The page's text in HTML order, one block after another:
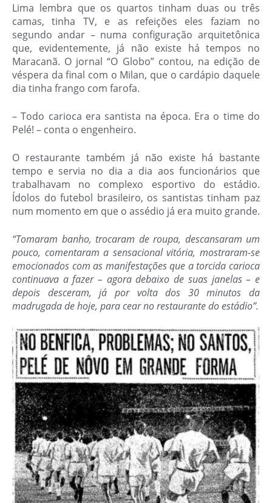
Lima lembra que os quartos tinham duas ou três
camas, tinha TV, e as refeições eles faziam no
segundo andar – numa configuração arquitetônica
que, evidentemente, já não existe há tempos no
Maracanã. O jornal “O Globo” contou, na edição de
véspera da final com o Milan, que o cardápio daquele
dia tinha frango com farofa.
– Todo carioca era santista na época. Era o time do
Pelé! – conta o engenheiro.
O restaurante também já não existe há bastante
tempo e servia no dia a dia aos funcionários que
trabalhavam no complexo esportivo do estádio.
Ídolos do futebol brasileiro, os santistas tinham paz
num momento em que o assédio já era muito grande.
“Tomaram banho, trocaram de roupa, descansaram um
pouco, comentaram a sensacional vitória, mostraram-se
emocionados com as manifestações que a torcida carioca
continuava a fazer – agora debaixo de suas janelas – e
depois desceram, já por volta dos 30 minutos da
madrugada de hoje, para cear no restaurante do estádio”.